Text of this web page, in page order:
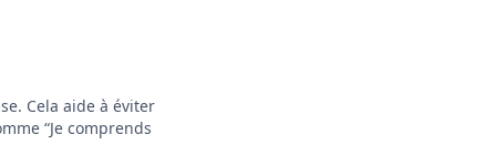
Cela aide à éviter
“Je comprends